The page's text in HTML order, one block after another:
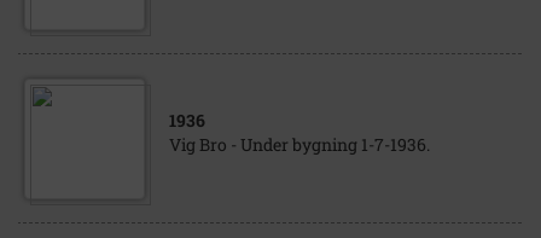
1936
Vig Bro - Under bygning 1-7-1936.